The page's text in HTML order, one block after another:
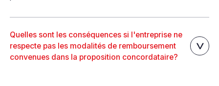
Quelles sont les conséquences si l'entreprise ne
respecte pas les modalités de remboursement
convenues dans la proposition concordataire?